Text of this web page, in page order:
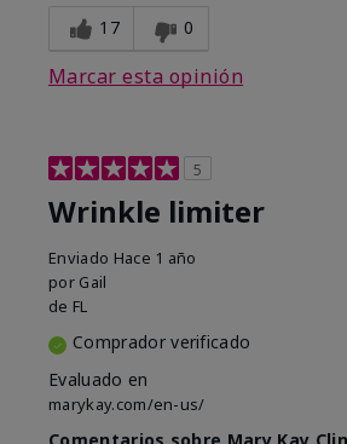
17 0
Marcar esta opinión
5
Wrinkle limiter
Enviado Hace 1 año
por Gail
de FL
Comprador verificado
Evaluado en
marykay.com/en-us/